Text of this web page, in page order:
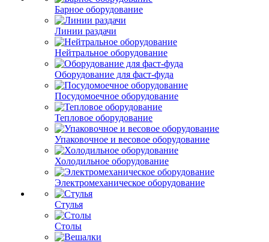
Барное оборудование
Линии раздачи
Нейтральное оборудование
Оборудование для фаст-фуда
Посудомоечное оборудование
Тепловое оборудование
Упаковочное и весовое оборудование
Холодильное оборудование
Электромеханическое оборудование
Стулья
Столы